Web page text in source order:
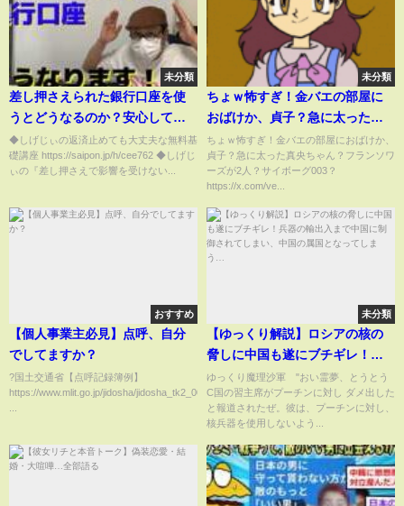
未分類
差し押さえられた銀行口座を使
うとどうなるのか？安心して使
ってもいいのかどうか？差し押
さえ前と後の銀行口座のお話し
です。
◆しげじぃの返済止めても大丈夫な無料基
礎講座 https://saipon.jp/h/cee762 ◆しげじ
ぃの『差し押さえで影響を受けない...
未分類
ちょｗ怖すぎ！金バエの部屋に
おばけか、貞子？急に太った真
央ちゃん？フランソワーズが2
人？サイボーグ003？真央ちゃん
トレンドおめでとう
ちょｗ怖すぎ！金バエの部屋におばけか、
貞子？急に太った真央ちゃん？フランソワ
ーズが2人？サイボーグ003？
https://x.com/ve...
おすすめ
【個人事業主必見】点呼、自分
でしてますか？
?国土交通省【点呼記録簿例】
https://www.mlit.go.jp/jidosha/jidosha_tk2_000162.html
未分類
【ゆっくり解説】ロシアの核の
脅しに中国も遂にブチギレ！兵
器の輸出入まで中国に制御され
てしまい、中国の属国となって
しまう…
ゆっくり魔理沙軍 "おい霊夢、とうとう
C国の習主席がプーチンに対し ダメ出した
と報道されたぜ。彼は、プーチンに対し、
核兵器を使用しないよう...